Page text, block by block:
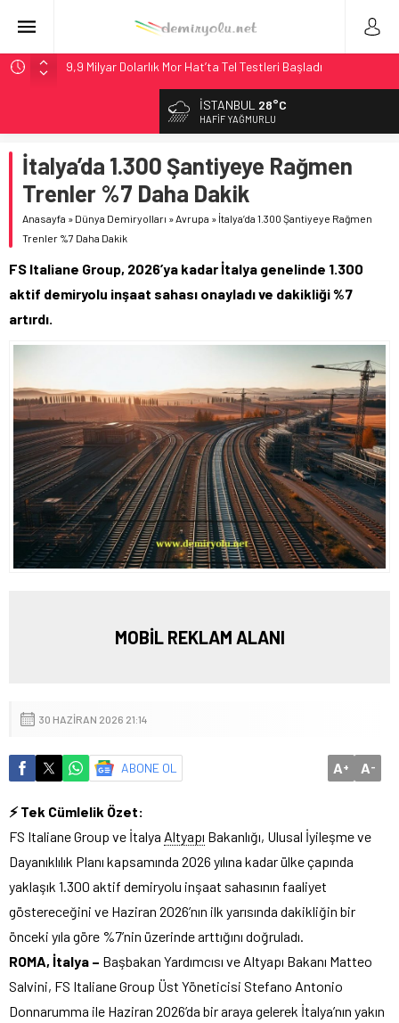
9,9 Milyar Dolarlık Mor Hat’ta Tel Testleri Başladı
Utah’ta 31 Milyon Dolarlık Proje Trafik Çilesini Bitiriyor
Wabtec Brezilya’da 1 Milyar Real’lik PTC Anlaşmasını 2031’e
Kadar Tamamlayacak
ABD’de CREATE Programı 72,4 Milyon Dolarlık Alt Geçidi
Başlattı
Edecek
İSTANBUL 28°C
HAFIF YAĞMURLU
İtalya’da 1.300 Şantiyeye Rağmen
Trenler %7 Daha Dakik
Anasayfa » Dünya Demiryolları »Avrupa » İtalya’da 1.300 Şantiyeye Rağmen
Trenler %7 Daha Dakik
FS Italiane Group, 2026’ya kadar İtalya genelinde 1.300
aktif demiryolu inşaat sahası onayladı ve dakikliği %7
artırdı.
MOBİL REKLAM ALANI
30 HAZIRAN 2026 21:14
ABONE OL A+ A-
⚡ Tek Cümlelik Özet:
FS Italiane Group ve İtalya Altyapı Bakanlığı, Ulusal İyileşme ve
Dayanıklılık Planı kapsamında 2026 yılına kadar ülke çapında
yaklaşık 1.300 aktif demiryolu inşaat sahasının faaliyet
göstereceğini ve Haziran 2026’nın ilk yarısında dakikliğin bir
önceki yıla göre %7’nin üzerinde arttığını doğruladı.
ROMA, İtalya – Başbakan Yardımcısı ve Altyapı Bakanı Matteo
Salvini, FS Italiane Group Üst Yöneticisi Stefano Antonio
Donnarumma ile Haziran 2026’da bir araya gelerek İtalya’nın yakın